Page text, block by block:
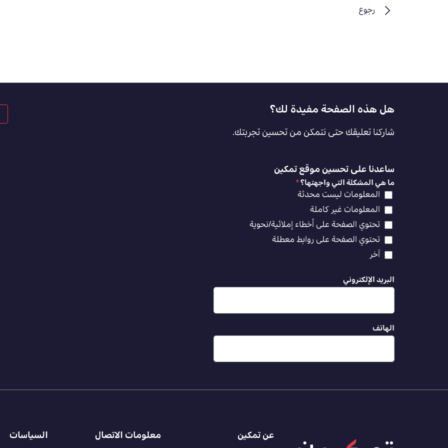
رجوع
Footer
Feedback
[AR]
هل هذه الصفحة مفيدة لك؟
شاركنا تعليقك حتى نتمكن من تحسين تجربتك.
ساعدنا على تحسين موقع تمكين
ما هي المشكلة التي واجهتها؟*
المعلومات ليست محدثة
المعلومات غير كاملة
تحتوي الصفحة على أخطاء إملائية/نحوية
تحتوي الصفحة على روابط معطلة
آخر
البريد الإلكتروني
الهاتف
عن تمكين معلومات الاتصال السياسات